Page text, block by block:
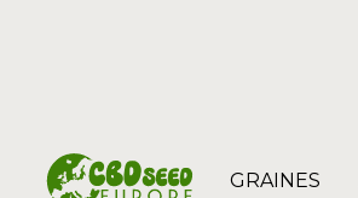
GRAINES